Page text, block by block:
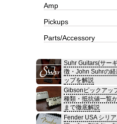
Amp
Pickups
Parts/Accessory
Suhr Guitars(サー
徴・John Suhrの
ップを解説
Gibsonピックアッ
種類・抵抗値一覧
まで徹底解説
Fender USA シリ